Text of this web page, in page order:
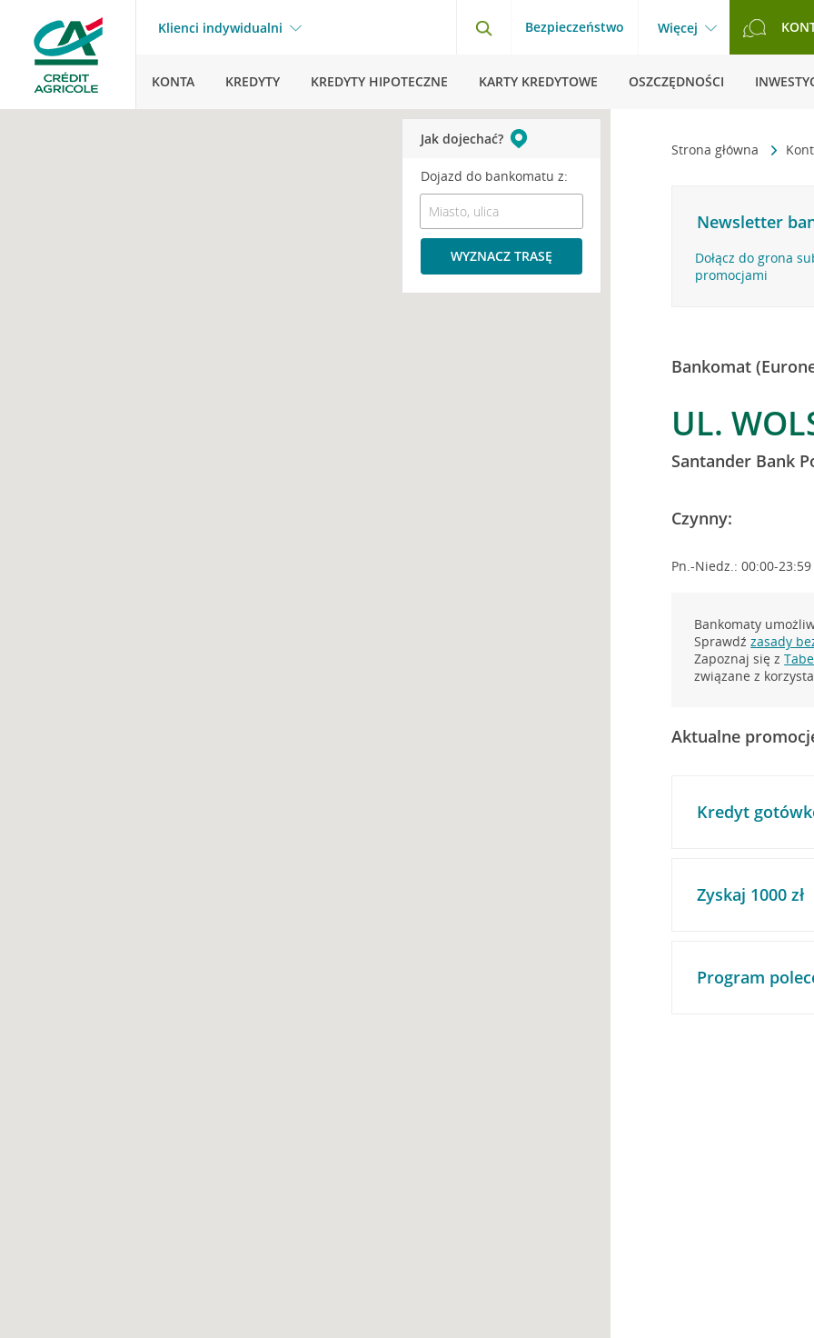
Klienci indywidualni Bezpieczeństwo Więcej
KONTA KREDYTY KREDYTY HIPOTECZNE KARTY KREDYTOWE OSZCZĘDNOŚCI
Strona główna
Newsletter
Dołącz do grona
promocjami
Bankomat
UL.
Santander Bank
Czynny:
Pn.-Niedz.: 00:00-23:59
Bankomaty
Sprawdźzasady
Zapoznaj się z
związane z
Aktualne
Kredyt
Zyskaj 1000 zł
Program
Jak dojechać?
Dojazd do bankomatu z:
WYZNACZ TRASĘ